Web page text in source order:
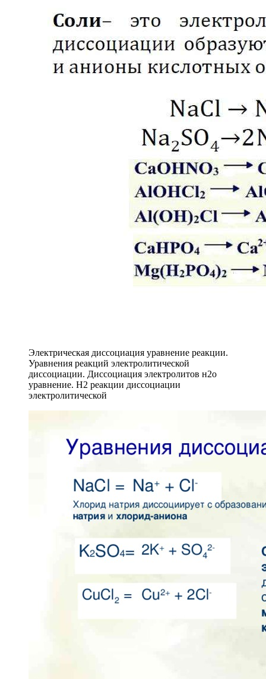
Электрическая диссоциация уравнение реакции.
Уравнения реакций электролитической
диссоциации. Диссоциация электролитов н2о
уравнение. H2 реакции диссоциации
электролитической